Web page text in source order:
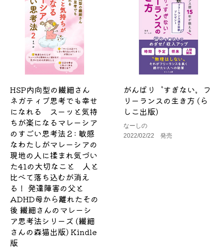
HSP内向型の繊細さん
ネガティブ思考でも幸せ
になれる スーッと気持
ちが楽になるマレーシア
のすごい思考法２: 敏感
なわたしがマレーシアの
現地の人に揉まれ気づい
た41の大切なこと 人と
比べて落ち込むが消え
る！ 発達障害の父と
ADHD母から離れたその
後 繊細さんのマレーシ
ア思考法シリーズ (繊細
さんの森猫出版) Kindle
版
がんばり〝すぎない〟フ
リーランスの生き方 (ら
しこ出版)
なーしの
2022/02/22 発売